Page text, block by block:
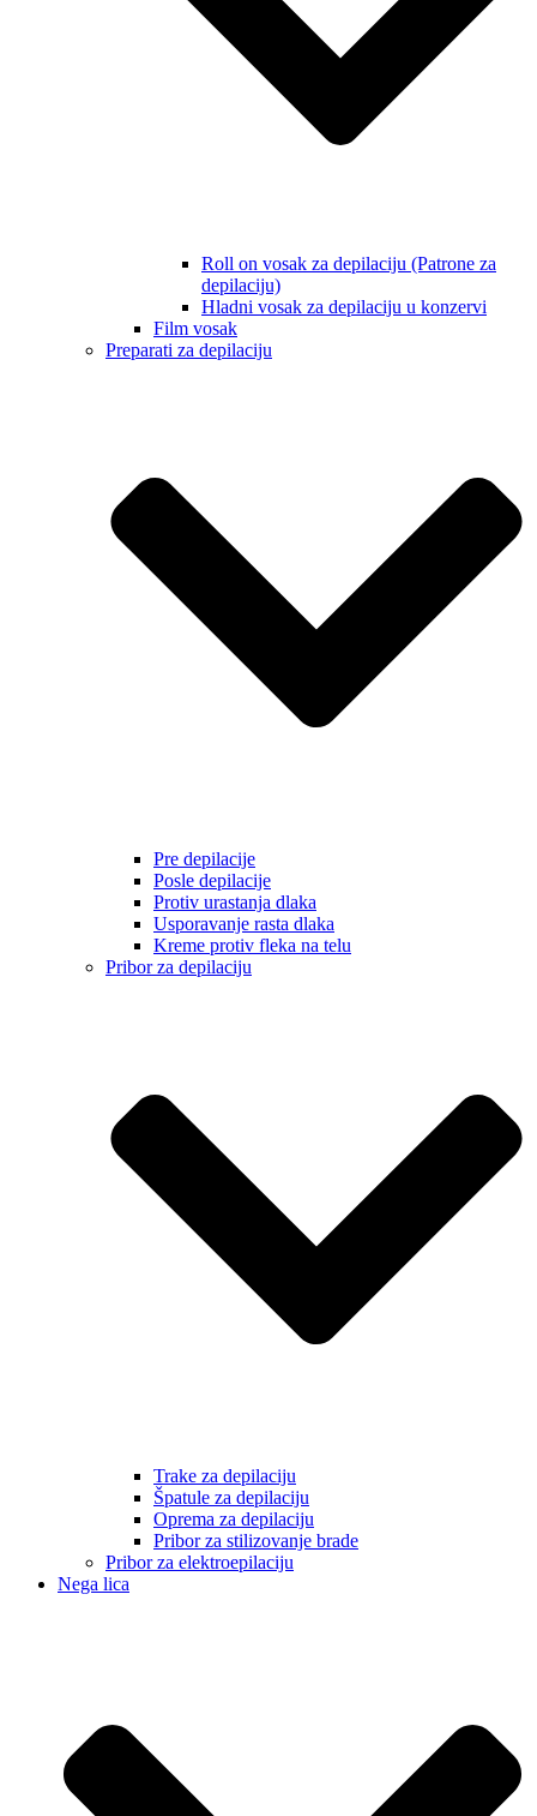
Roll on vosak za depilaciju (Patrone za
depilaciju)
Hladni vosak za depilaciju u konzervi
Film vosak
Preparati za depilaciju
Pre depilacije
Posle depilacije
Protiv urastanja dlaka
Usporavanje rasta dlaka
Kreme protiv fleka na telu
Pribor za depilaciju
Trake za depilaciju
Špatule za depilaciju
Oprema za depilaciju
Pribor za stilizovanje brade
Pribor za elektroepilaciju
Nega lica